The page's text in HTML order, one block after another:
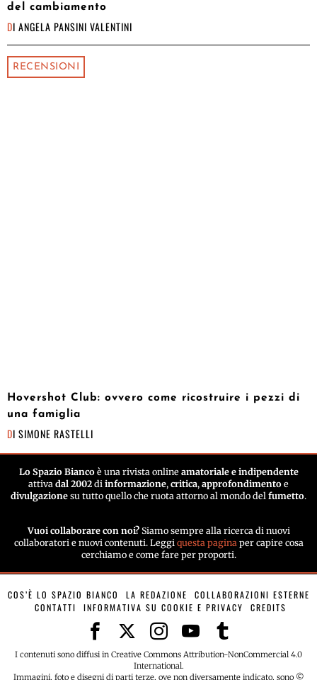
del cambiamento
DI ANGELA PANSINI VALENTINI
RECENSIONI
Hovershot Club: ovvero come ricostruire i pezzi di
una famiglia
DI SIMONE RASTELLI
Lo Spazio Biancoè una rivista online amatoriale e indipendente
attiva dal 2002 di informazione, critica, approfondimento e
divulgazione su tutto quello che ruota attorno al mondo del fumetto.
Vuoi collaborare con noi? Siamo sempre alla ricerca di nuovi
collaboratori e nuovi contenuti. Leggi questa pagina per capire cosa
cerchiamo e come fare per proporti.
COS’È LO SPAZIO BIANCO LA REDAZIONE
COLLABORAZIONI ESTERNE
CONTATTI
INFORMATIVA SU COOKIE E PRIVACY CREDITS
I contenuti sono diffusi in Creative Commons Attribution-NonCommercial 4.0
International.
Immagini, foto e disegni di parti terze, ove non diversamente indicato, sono ©